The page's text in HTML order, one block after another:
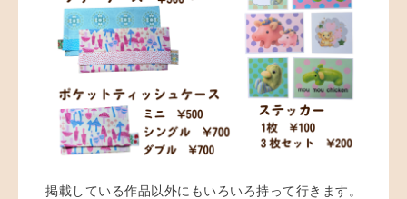
掲載している作品以外にもいろいろ持って行きます。